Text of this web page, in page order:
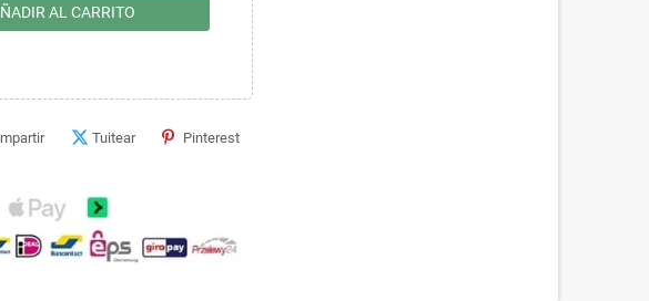
AL CARRITO
Tuitear Pinterest